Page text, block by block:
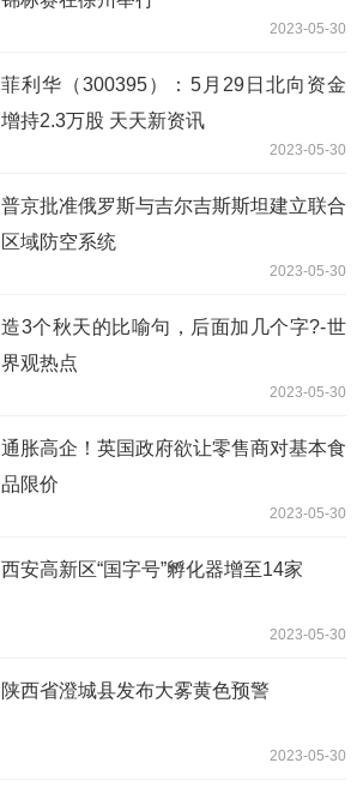
2023-05-30
菲利华（300395）：5月29日北向资金
增持2.3万股 天天新资讯
2023-05-30
普京批准俄罗斯与吉尔吉斯斯坦建立联合
区域防空系统
2023-05-30
造3个秋天的比喻句，后面加几个字?-世
界观热点
2023-05-30
通胀高企！英国政府欲让零售商对基本食
品限价
2023-05-30
西安高新区“国字号”孵化器增至14家
2023-05-30
陕西省澄城县发布大雾黄色预警
2023-05-30